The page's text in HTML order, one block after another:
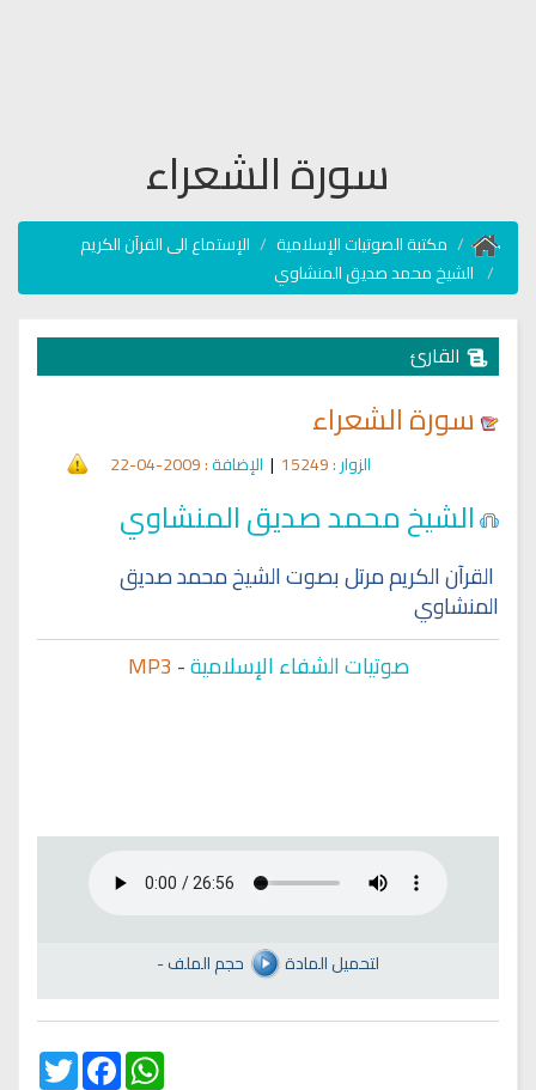
سورة الشعراء
مكتبة الصوتيات الإسلامية
الإستماع الى القرآن الكريم
الشيخ محمد صديق المنشاوي
القارئ
سورة الشعراء
الزوار: 15249
| الإضافة: 2009-04-22
الشيخ محمد صديق المنشاوي
القرآن الكريم مرتل بصوت الشيخ محمد صديق
المنشاوي
صوتيات الشفاء الإسلامية-
MP3
- لتحميل المادة حجم الملف
Twitter
FacebookWhatsApp